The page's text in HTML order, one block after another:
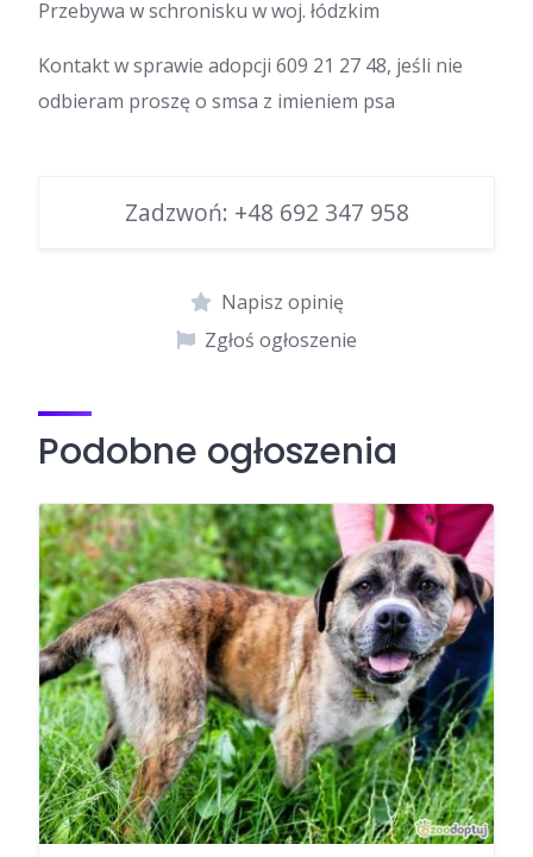
Przebywa w schronisku w woj. łódzkim
Kontakt w sprawie adopcji 609 21 27 48, jeśli nie
odbieram proszę o smsa z imieniem psa
Zadzwoń: +48 692 347 958
Napisz opinię
Zgłoś ogłoszenie
Podobne ogłoszenia